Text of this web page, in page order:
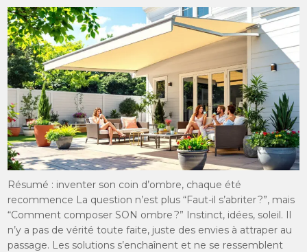
Résumé : inventer son coin d’ombre, chaque été
recommence La question n’est plus “Faut-il s’abriter ?”, mais
“Comment composer SON ombre ?” Instinct, idées, soleil. Il
n’y a pas de vérité toute faite, juste des envies à attraper au
passage. Les solutions s’enchaînent et ne se ressemblent